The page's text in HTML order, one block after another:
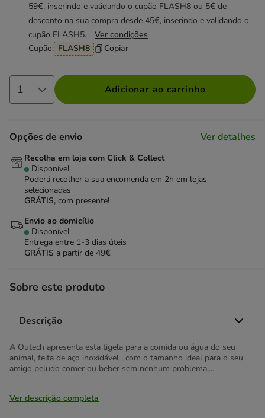
59€, inserindo e validando o cupão FLASH8 ou 5€ de
desconto na sua compra desde 45€, inserindo e validando o
cupão FLASH5.
Ver condições
Cupão: FLASH8 Copiar
Adicionar ao carrinho
Opções de envio Ver detalhes
Recolha em loja com Click & Collect
Disponível
Poderá recolher a sua encomenda em 2h em lojas
selecionadas
GRÁTIS, com presente!
Envio ao domicílio
Disponível
Entrega entre 1-3 dias úteis
GRÁTIS a partir de 49€
Sobre este produto
Descrição
A Outech apresenta esta tigela para a comida ou água do seu
animal, feita de aço inoxidável , com o tamanho ideal para o seu
amigo peludo comer ou beber sem nenhum problema,...
Ver descrição completa